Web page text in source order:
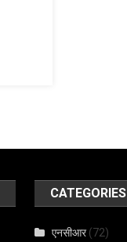
CATEGORIES
एनसीआर(72)